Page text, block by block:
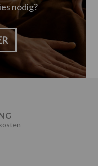
nodig?